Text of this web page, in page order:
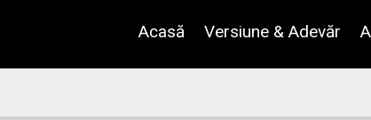
Acasă Versiune & Adevăr